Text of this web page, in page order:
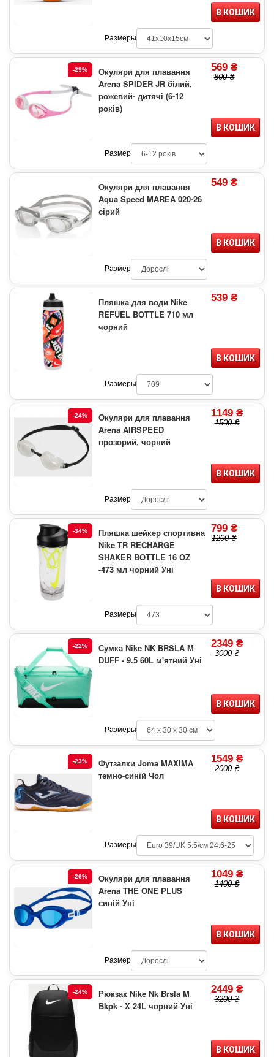
В КОШИК
Размеры
-29%
Окуляри для плавання
Arena SPIDER JR білий,
рожевий- дитячі (6-12
років)
569 ₴
800 ₴
В КОШИК
Размер
Окуляри для плавання
Aqua Speed MAREA 020-26
сірий
549 ₴
В КОШИК
Размер
Пляшка для води Nike
REFUEL BOTTLE 710 мл
чорний
539 ₴
В КОШИК
Размеры
-24%
Окуляри для плавання
Arena AIRSPEED
прозорий, чорний
1149 ₴
1500 ₴
В КОШИК
Размер
-34%
Пляшка шейкер спортивна
Nike TR RECHARGE
SHAKER BOTTLE 16 OZ
-473 мл чорний Уні
799 ₴
1200 ₴
В КОШИК
Размеры
-22%
Сумка Nike NK BRSLA M
DUFF - 9.5 60L м'ятний Уні
2349 ₴
3000 ₴
В КОШИК
Размеры
-23%
Футзалки Joma MAXIMA
темно-синій Чол
1549 ₴
2000 ₴
В КОШИК
Размеры
-26%
Окуляри для плавання
Arena THE ONE PLUS
синій Уні
1049 ₴
1400 ₴
В КОШИК
Размер
-24%
Рюкзак Nike Nk Brsla M
Bkpk - X 24L чорний Уні
2449 ₴
3200 ₴
В КОШИК